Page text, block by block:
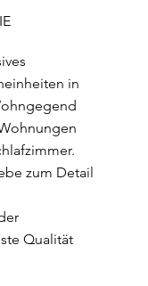
in
zum Detail
Qualität